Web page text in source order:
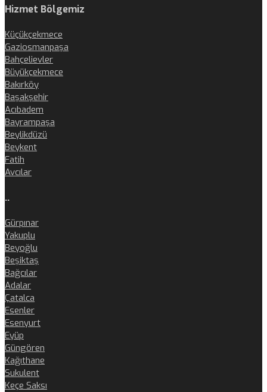
Hizmet Bölgemiz
Küçükçekmece
Gaziosmanpaşa
Bahçelievler
Büyükçekmece
Bakırköy
Başakşehir
Acıbadem
Bayrampaşa
Beylikdüzü
Beykent
Fatih
Avcılar
..
Gürpınar
Yakuplu
Beyoğlu
Beşiktaş
Bağcılar
Adalar
Çatalca
Esenler
Esenyurt
Eyüp
Güngören
Kağıthane
Sukulent
Keçe Saksı